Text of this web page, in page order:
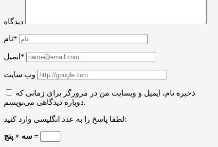
دیدگاه
نام*
ایمیل*
وب سایت
ذخیره نام، ایمیل و وبسایت من در مرورگر برای زمانی که
دوباره دیدگاهی می‌نویسم.
لطفا پاسخ را به عدد انگلیسی وارد کنید:
سه × پنج =